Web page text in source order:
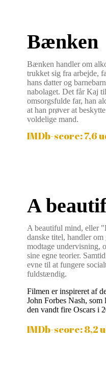
Bænken
Bænken handler om
trukket sig fra arbejde,
hans datter og
nabolaget. Det får Kaj
omsorgsfulde far, han
at han prøver at
voldelige mand.
IMDb-score: 7,6
A
A beautiful mind, eller
danske titel, handler
modtage undervisning,
sine egne teorier.
evne til at fungere
fuldstændig.
Filmen er inspireret af
John Forbes Nash,
den vandt fire Oscars i
IMDb-score: 8,2